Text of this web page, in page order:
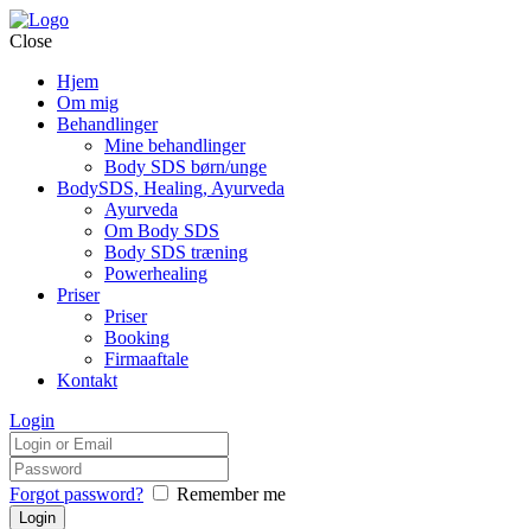
Close
Hjem
Om mig
Behandlinger
Mine behandlinger
Body SDS børn/unge
BodySDS, Healing, Ayurveda
Ayurveda
Om Body SDS
Body SDS træning
Powerhealing
Priser
Priser
Booking
Firmaaftale
Kontakt
Login
Forgot password? Remember me